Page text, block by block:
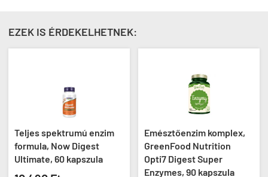
EZEK IS ÉRDEKELHETNEK:
Teljes spektrumú enzim
formula, Now Digest
Ultimate, 60 kapszula
Emésztőenzim komplex,
GreenFood Nutrition
Opti7 Digest Super
Enzymes, 90 kapszula